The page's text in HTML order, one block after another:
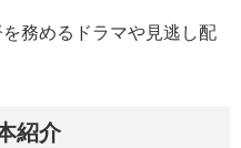
務めるドラマや見逃し配
紹介